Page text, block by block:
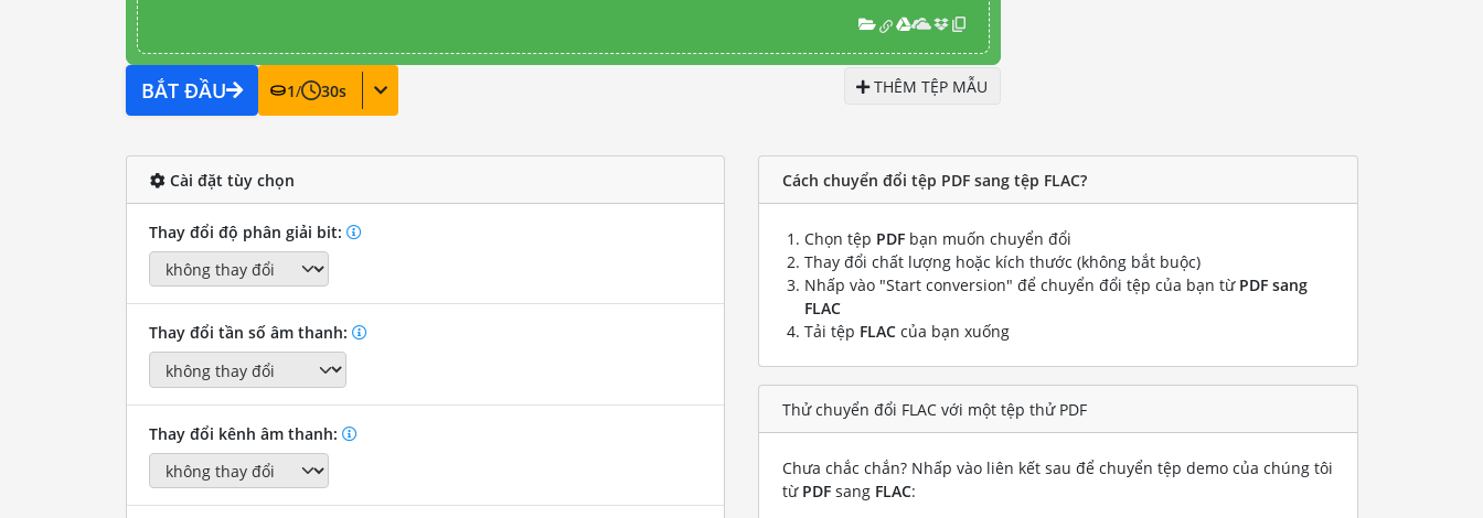
BẮT ĐẦU 1/ 30s THÊM TỆP MẪU
Cài đặt tùy chọn
Thay đổi độ phân giải bit:
Thay đổi tần số âm thanh:
Thay đổi kênh âm thanh:
Cách chuyển đổi tệp PDF sang tệp FLAC?
Chọn tệp PDF bạn muốn chuyển đổi
Thay đổi chất lượng hoặc kích thước (không bắt buộc)
Nhấp vào "Start conversion" để chuyển đổi tệp của bạn từ PDF sang
FLAC
Tải tệp FLAC của bạn xuống
Thử chuyển đổi FLAC với một tệp thử PDF
Chưa chắc chắn? Nhấp vào liên kết sau để chuyển tệp demo của chúng tôi
từ PDF sang FLAC: